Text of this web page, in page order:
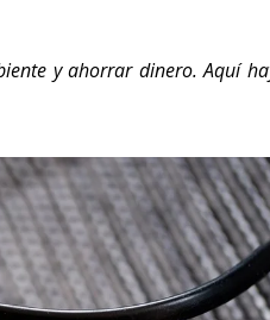
y ahorrar dinero. Aquí